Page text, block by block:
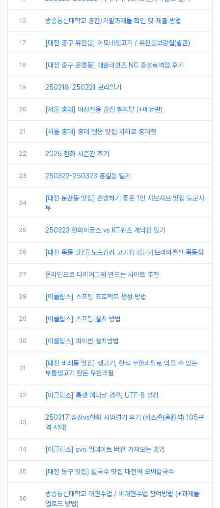
16 방송통신대학교 중간/기말과제물 확인 및 제출 방법
17 [대전 중구 유천동] 이모네뒷고기 / 유천동보강집(별관)
18 [대전 중구 은행동] 애슐리퀸즈 NC 중앙로역점 후기
19 250318-250321 보리일기
20 [서울 홍대] 여성전용 술집 쨈지달 (+메뉴판)
21 [서울 홍대] 홍대 텐동 맛집 치히로 홍대점
22 2025 한화 시즌권 후기
23 250322-250323 홍길동 일기
24
[대전 둔산동 맛집] 혼밥하기 좋은 1인 샤브샤브 맛집 도군샤
부
25 250323 한화이글스 vs KT위즈 개막전 일기
26 [대전 목동 맛집] 노포감성 고기집 강남가브리와뽈살 목동점
27 온라인으로 다이어그램 만드는 사이트 추천
28 [이클립스] 스프링 프로젝트 생성 방법
29 [이클립스] 스프링 설치 방법
30 [이클립스] 파이썬 설치방법
31
[대전 비래동 맛집] 생고기, 한식 무한리필로 먹을 수 있는
부뜰생고기 한돈 무한리필
32 [이클립스] 톰캣 에러날 경우, UTF-8 설정
33
250317 삼성vs한화 시범경기 후기 (카스존(응원석) 105구
역 시야)
34 [이클립스] svn 업데이트 버전 가져오는 방법
35 [대전 동구 맛집] 칼국수 맛집 대전역 오씨칼국수
36
방송통신대학교 대면수업 / 비대면수업 참여방법 (+과제물
업로드 방법)